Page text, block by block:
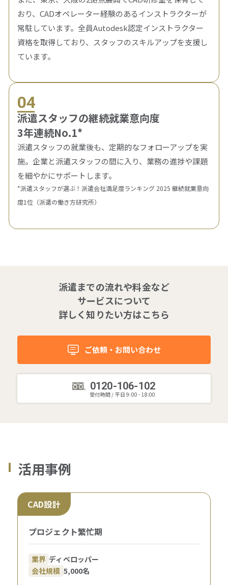
おり、CADオペレーター経験のあるインストラクターが
常駐しています。全員Autodesk認定インストラクター
資格を取得しており、スタッフのスキルアップを支援し
ています。
04
派遣スタッフの継続就業意向度
3年連続No.1*
派遣スタッフの就業後も、定期的なフォローアップを実
施。企業と派遣スタッフの間に入り、業務の進捗や課題
を細やかにサポートします。
*派遣スタッフが選ぶ！派遣会社満足度ランキング 2025 継続就業意向
度1位（派遣の働き方研究所）
派遣までの流れや料金など
サービスについて
詳しく知りたい方はこちら
ご依頼・お問い合わせ
0120-106-102
受付時間 / 平日 9:00 - 18:00
活用事例
CAD設計
プロジェクト繁忙期
業界 ディベロッパー
会社規模 5,000名